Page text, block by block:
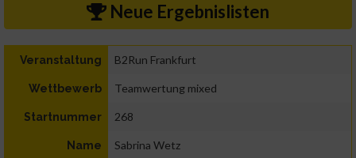
Neue Ergebnislisten
Veranstaltung B2Run Frankfurt
Wettbewerb Teamwertung mixed
Startnummer 268
Name Sabrina Wetz